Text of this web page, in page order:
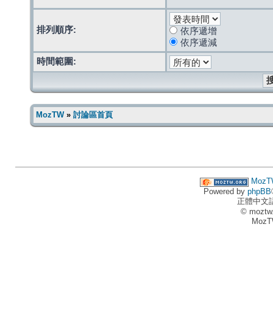
排列順序:
依序遞增
依序遞減
時間範圍:
MozTW» 討論區首頁
Powered by phpBB
正體中文
©